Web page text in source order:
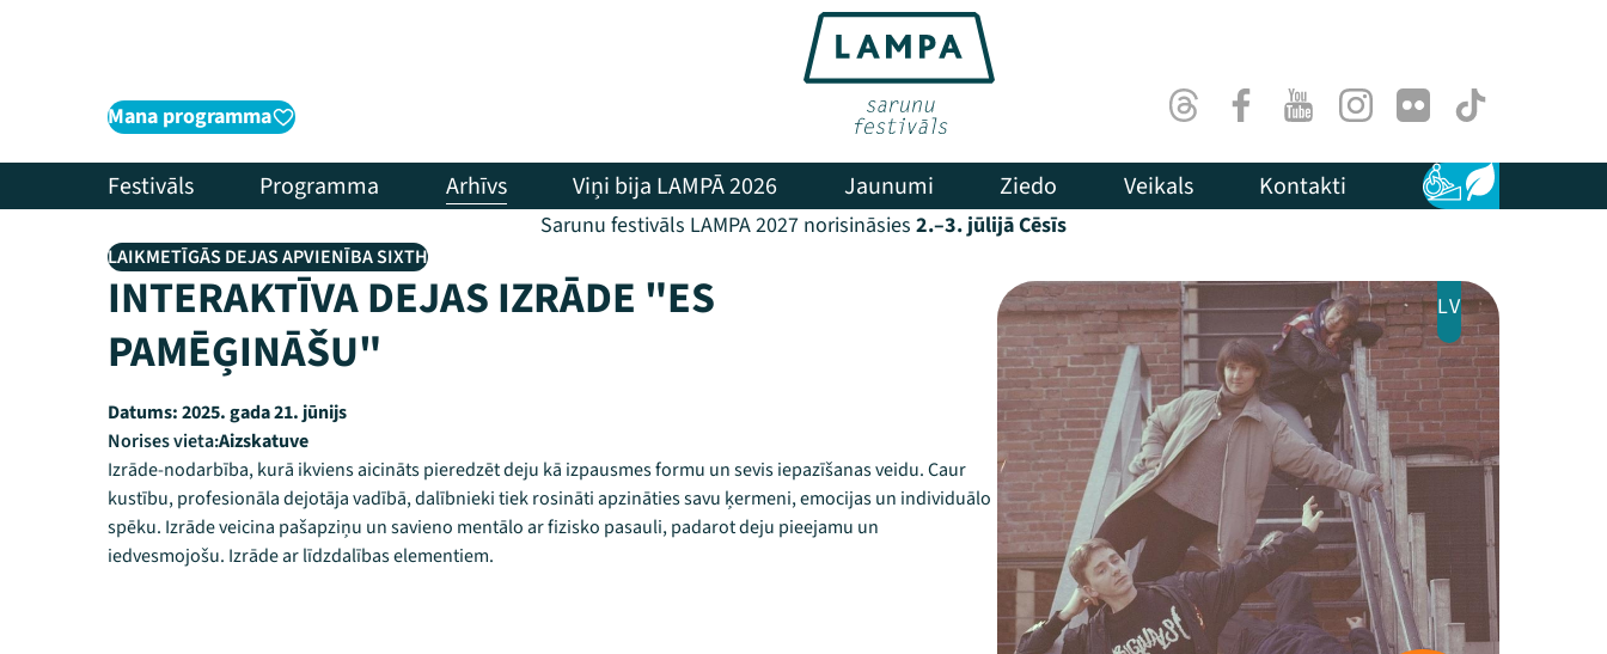
Mana programma ThreadsFacebookYoutubeInstagram
Flick TikTok
Festivāls Programma Arhīvs Viņi bija LAMPĀ 2026 Jaunumi Ziedo Veikals Kontakti Pieejamība
Ilgtspēja
Sarunu festivāls LAMPA 2027 norisināsies 2.–3. jūlijā Cēsīs
LAIKMETĪGĀS DEJAS APVIENĪBA SIXTH
INTERAKTĪVA DEJAS IZRĀDE "ES
PAMĒĢINĀŠU"
Datums:2025. gada 21. jūnijs
Norises vieta:Aizskatuve
Izrāde-nodarbība, kurā ikviens aicināts pieredzēt deju kā izpausmes formu un sevis iepazīšanas veidu. Caur
kustību, profesionāla dejotāja vadībā, dalībnieki tiek rosināti apzināties savu ķermeni, emocijas un individuālo
spēku. Izrāde veicina pašapziņu un savieno mentālo ar fizisko pasauli, padarot deju pieejamu un
iedvesmojošu. Izrāde ar līdzdalības elementiem.
LV